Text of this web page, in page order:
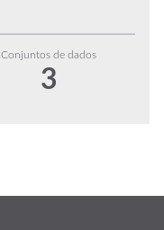
Conjuntos de dados
3